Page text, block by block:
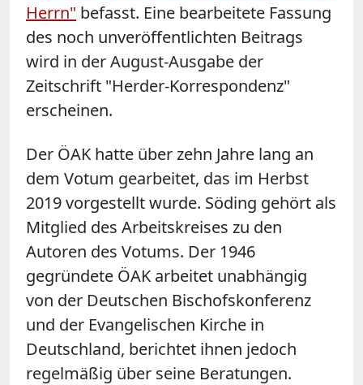
Herrn" befasst. Eine bearbeitete Fassung
des noch unveröffentlichten Beitrags
wird in der August-Ausgabe der
Zeitschrift "Herder-Korrespondenz"
erscheinen.
Der ÖAK hatte über zehn Jahre lang an
dem Votum gearbeitet, das im Herbst
2019 vorgestellt wurde. Söding gehört als
Mitglied des Arbeitskreises zu den
Autoren des Votums. Der 1946
gegründete ÖAK arbeitet unabhängig
von der Deutschen Bischofskonferenz
und der Evangelischen Kirche in
Deutschland, berichtet ihnen jedoch
regelmäßig über seine Beratungen.